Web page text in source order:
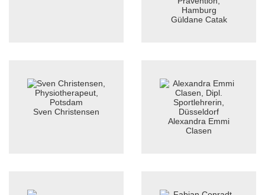
Güldane Catak
Sven Christensen
Alexandra Emmi
Clasen